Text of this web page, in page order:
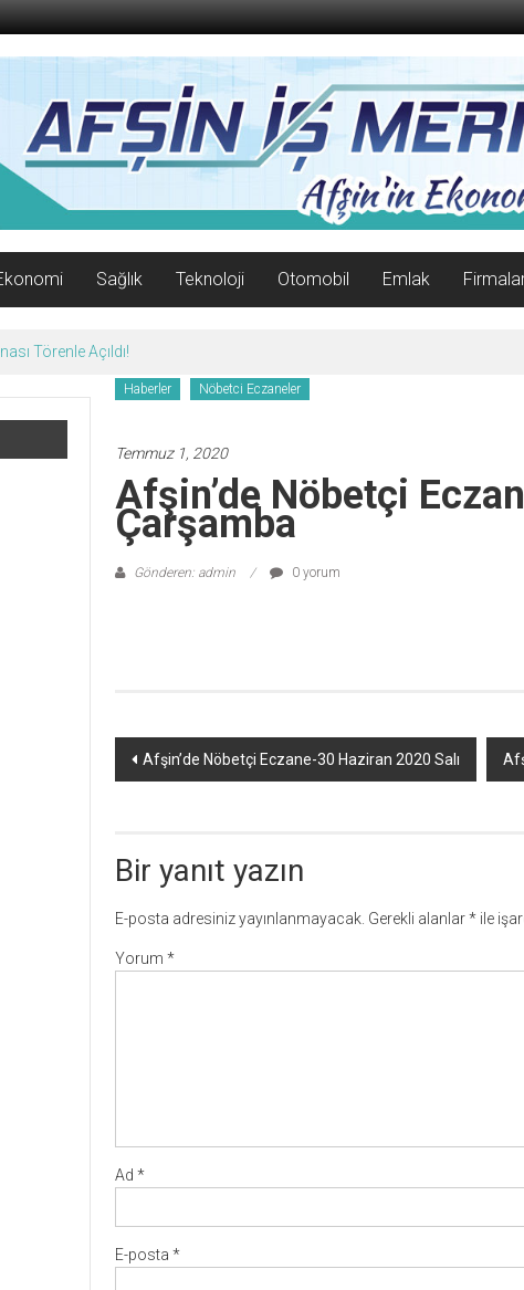
Sağlık Teknoloji Otomobil Emlak
Törenle Açıldı!
Haberler Nöbetci Eczaneler
Temmuz 1, 2020
Afşin’de Nöbetçi
Çarşamba
Gönderen: admin 0 yorum
Yazı
Afşin’de Nöbetçi Eczane-30 Haziran 2020 Salı
Bir yanıt yazın
E-posta adresiniz yayınlanmayacak. Gerekli alanlar* ile
Yorum *
Ad *
E-posta *